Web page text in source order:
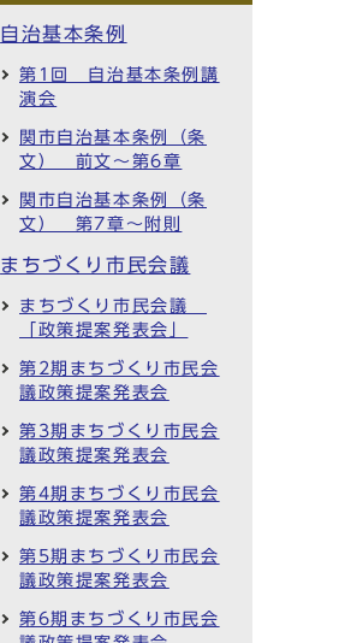
自治基本条例
第1回 自治基本条例講
演会
関市自治基本条例（条
文） 前文～第6章
関市自治基本条例（条
文） 第7章～附則
まちづくり市民会議
まちづくり市民会議
「政策提案発表会」
第2期まちづくり市民会
議政策提案発表会
第3期まちづくり市民会
議政策提案発表会
第4期まちづくり市民会
議政策提案発表会
第5期まちづくり市民会
議政策提案発表会
第6期まちづくり市民会